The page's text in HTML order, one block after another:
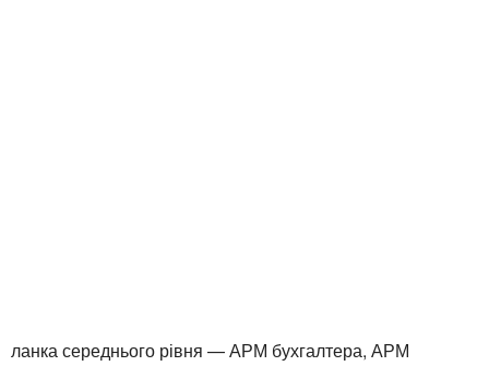
ланка середнього рівня — АРМ бухгалтера, АРМ